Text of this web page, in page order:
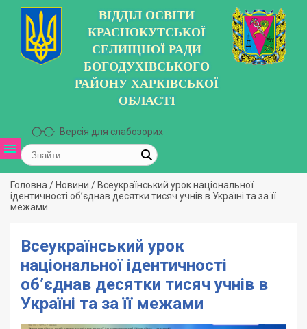
ВІДДІЛ ОСВІТИ
КРАСНОКУТСЬКОЇ
СЕЛИЩНОЇ РАДИ
БОГОДУХІВСЬКОГО
РАЙОНУ ХАРКІВСЬКОЇ
ОБЛАСТІ
Версія для слабозорих
Головна / Новини / Всеукраїнський урок національної
ідентичності об’єднав десятки тисяч учнів в Україні та за її
межами
Всеукраїнський урок
національної ідентичності
об’єднав десятки тисяч учнів в
Україні та за її межами